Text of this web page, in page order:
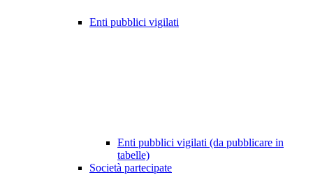
Enti pubblici vigilati
Enti pubblici vigilati (da pubblicare in
tabelle)
Società partecipate